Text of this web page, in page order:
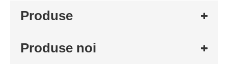
Produse
Produse noi